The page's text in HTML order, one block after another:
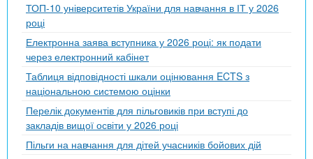
ТОП-10 університетів України для навчання в ІТ у 2026
році
Електронна заява вступника у 2026 році: як подати
через електронний кабінет
Таблиця відповідності шкали оцінювання ECTS з
національною системою оцінки
Перелік документів для пільговиків при вступі до
закладів вищої освіти у 2026 році
Пільги на навчання для дітей учасників бойових дій